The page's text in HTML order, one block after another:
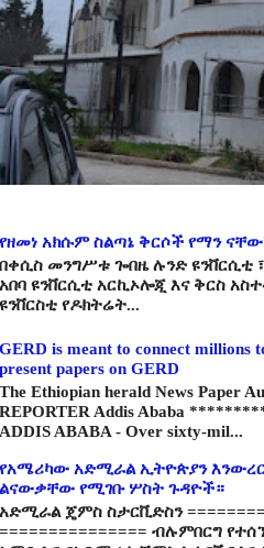
የዘመነ አክሱም ስልጣኔ ቅርሶች የማን
በቀሲስ መንግሥቱ ጐበዜ ሉንድ ዩንቨርሲቲ
አበባ ዩንቨርሲቲ አርኪኦሎጂ እና ቅርስ
ዩንቨርስቲ የዶክትሬት...
GERD is meant to connect millions
present papers on GERD
The Ethiopian herald News Paper
REPORTER Addis Ababa
ADDIS ABABA - Over sixty-mil...
የአሜሪካው አድሚራል ኢትዮጵያን
ልናውቃቸው የሚገቡ ሦስት ጉዳዮች።
አድሚራል ጄምስ ስታርቪድስን
=============== ብሉምበርግ